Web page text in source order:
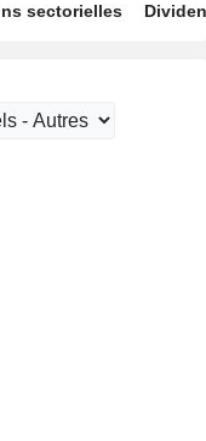
sectorielles